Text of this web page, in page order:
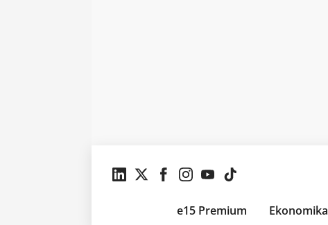
e15 Premium Ekonomika